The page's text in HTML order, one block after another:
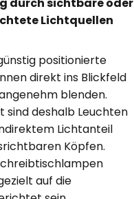
Lichtquellen
positionierte
direkt ins Blickfeld
blenden.
sind deshalb Leuchten
Lichtanteil
Köpfen.
auf die